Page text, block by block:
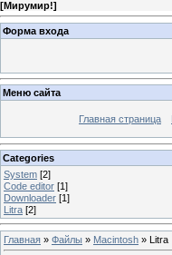
[Мирумир!]
Форма входа
Меню сайта
Главная страница
Categories
System [2]
Code editor [1]
Downloader [1]
Litra [2]
Главная » Файлы » Macintosh » Litra